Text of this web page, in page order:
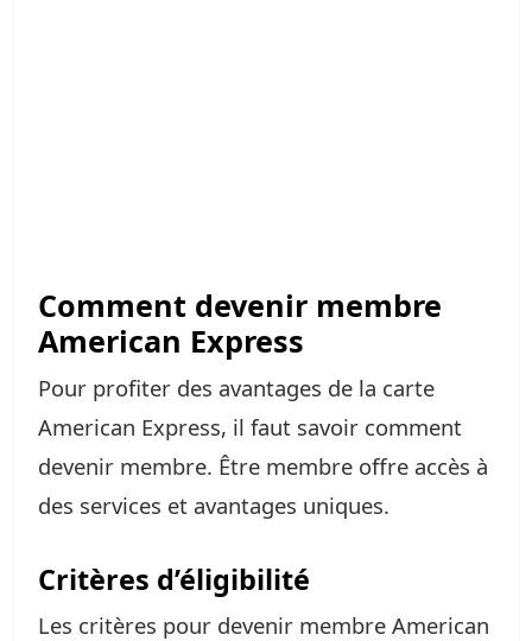
Comment devenir membre
American Express
Pour profiter des avantages de la carte
American Express, il faut savoir comment
devenir membre. Être membre offre accès à
des services et avantages uniques.
Critères d’éligibilité
Les critères pour devenir membre American